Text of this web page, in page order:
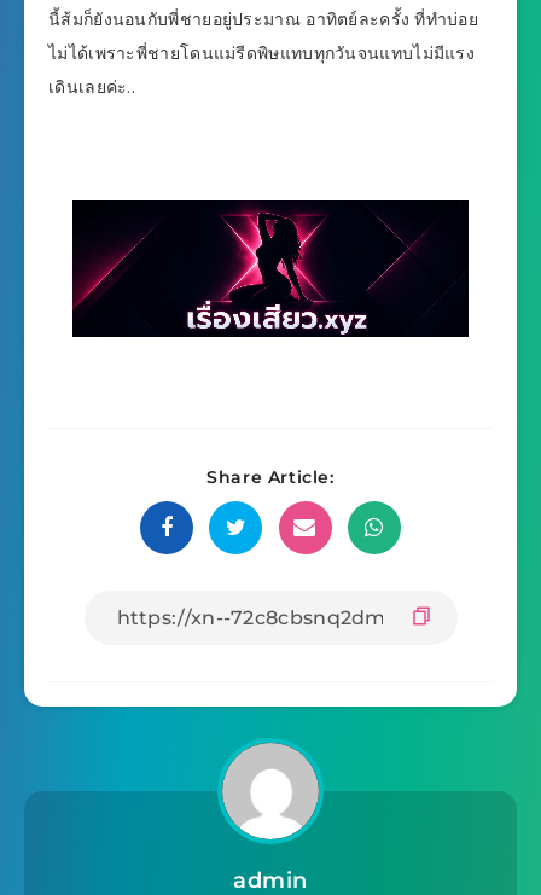
นี้ส้มก็ยังนอนกับพี่ชายอยู่ประมาณ อาทิตย์ละครั้ง ที่ทำบ่อย
ไม่ได้เพราะพี่ชายโดนแม่รีดพิษแทบทุกวันจนแทบไม่มีแรง
เดินเลยค่ะ..
Share Article:
admin